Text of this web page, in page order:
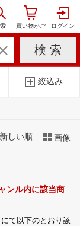
絞込み
しい順 画像
ンル内に該当商
て以下のとおり該